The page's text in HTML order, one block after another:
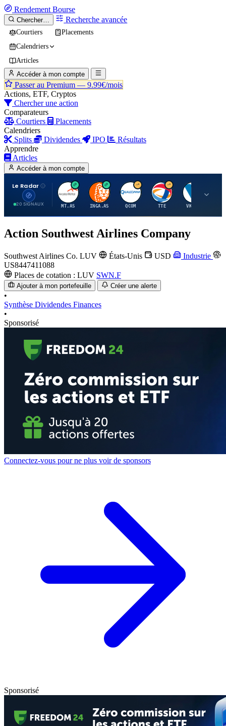
Rendement Bourse
Chercher… Recherche avancée
Courtiers
Placements
Calendriers
Articles
Accéder à mon compte
Passer au Premium — 9.99€/mois
Actions, ETF, Cryptos
Chercher une action
Comparateurs
Courtiers
Placements
Calendriers
Splits
Dividendes IPO
Résultats
Apprendre
Articles
Accéder à mon compte
Le Radar
20 SIGNAUX
A
MT.AS
I
INGA.AS
Q
QCOM
T
TTE VK.PA
Action Southwest Airlines Company
Southwest Airlines Co. LUV États-Unis USD
Industrie
US8447411088
Places de cotation : LUV SWN.F
Ajouter à mon portefeuille Créer une alerte
•
Synthèse Dividendes Finances
•
Sponsorisé
Connectez-vous pour ne plus voir de sponsors
Sponsorisé